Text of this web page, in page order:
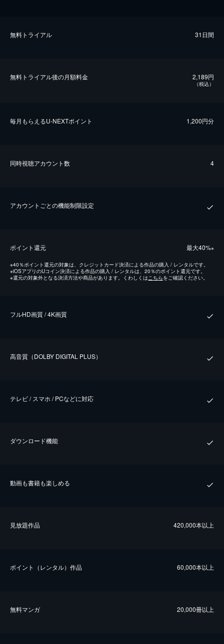
無料トライアル 31日間
無料トライアル後の⽉額料金 2,189円
（税込）
毎⽉もらえるU-NEXTポイント 1,200円分
同時視聴アカウント数 4
アカウントごとの機能制限設定
ポイント還元 最⼤40%※
※40％ポイント還元の対象は、クレジットカード決済による作品の購入 / レンタルです。
※iOSアプリのUコイン決済による作品の購入 / レンタルは、20％のポイント還元です。
※還元の対象外となる決済方法や商品があります。くわしくは こちらをご確認ください。
フルHD画質 / 4K画質
⾼⾳質（DOLBY DIGITAL PLUS）
テレビ / スマホ / PCなどに対応
ダウンロード機能
動画も書籍も楽しめる
⾒放題作品 420,000本以上
ポイント（レンタル）作品 60,000本以上
無料マンガ 20,000冊以上